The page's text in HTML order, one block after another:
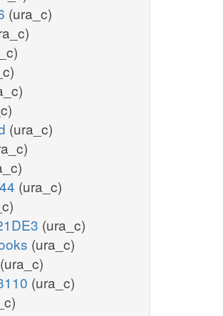
(ura_c)
(ura_c)
(ura_c)
(ura_c)
(ura_c)
(ura_c)
(ura_c)